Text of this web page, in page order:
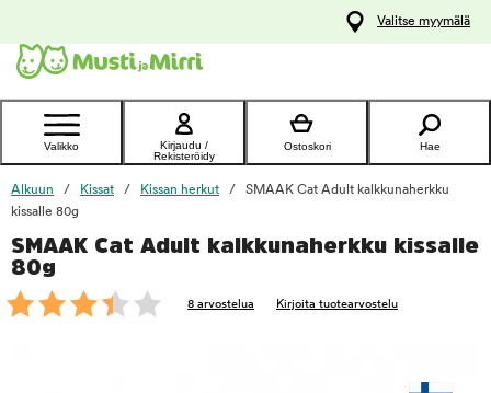
Ota yhteyttä
asiakaspalveluun
Valitse myymälä
Valikko
Kirjaudu /
Rekisteröidy
Ostoskori Hae
Alkuun Kissat Kissan herkut
SMAAK Cat Adult kalkkunaherkku
kissalle 80g
SMAAK Cat Adult kalkkunaherkku kissalle
80g
8 arvostelua Kirjoita tuotearvostelu
foo